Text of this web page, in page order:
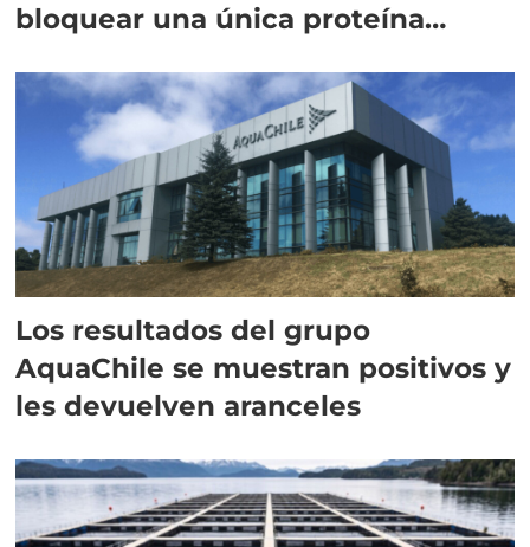
bloquear una única proteína
Los resultados del grupo
AquaChile se muestran positivos y
les devuelven aranceles